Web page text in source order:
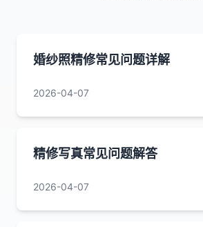
婚纱照精修常见问题详解
2026-04-07
精修写真常见问题解答
2026-04-07